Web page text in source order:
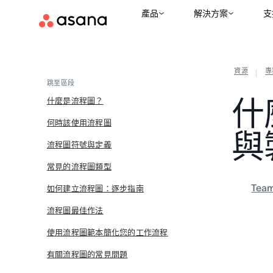
產品 解決方案
資源
什
與
跳至區段
什麼是流程圖？
何時該使用流程圖
流程圖符號與定義
常見的流程圖類型
如何建立流程圖：逐步指南
流程圖最佳作法
使用流程圖範本簡化您的工作流程
有關流程圖的常見問題